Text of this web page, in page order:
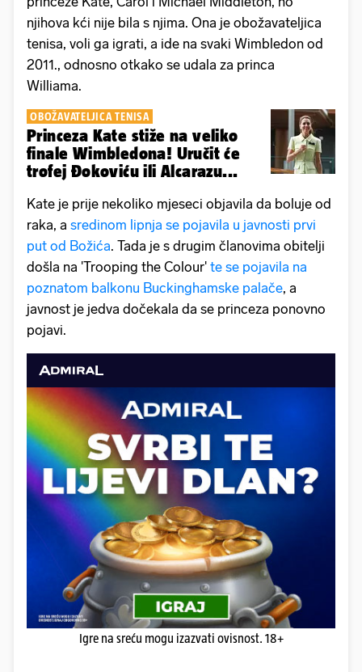
njihova kći nije bila s njima. Ona je obožavateljica
tenisa, voli ga igrati, a ide na svaki Wimbledon od
2011., odnosno otkako se udala za princa
Williama.
OBOŽAVATELJICA TENISA
Princeza Kate stiže na veliko
finale Wimbledona! Uručit će
trofej Đokoviću ili Alcarazu...
Kate je prije nekoliko mjeseci objavila da boluje od
raka, a sredinom lipnja se pojavila u javnosti prvi
put od Božića. Tada je s drugim članovima obitelji
došla na 'Trooping the Colour' te se pojavila na
poznatom balkonu Buckinghamske palače, a
javnost je jedva dočekala da se princeza ponovno
pojavi.
Igre na sreću mogu izazvati ovisnost. 18+